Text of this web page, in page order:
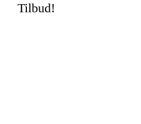
Tilbud!